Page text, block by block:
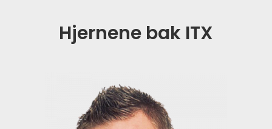
Hjernene bak ITX